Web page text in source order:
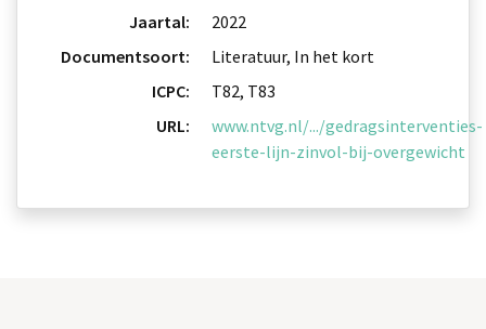
Jaartal:
2022
Documentsoort:
Literatuur, In het kort
ICPC:
T82, T83
URL:
www.ntvg.nl/.../gedragsinterventies-
eerste-lijn-zinvol-bij-overgewicht